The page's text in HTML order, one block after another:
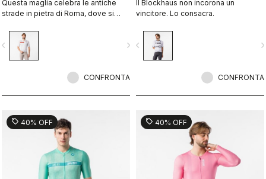
Questa maglia celebra le antiche
strade in pietra di Roma, dove si
navigate_next
CONFRONTA
Il Blockhaus non incorona un
vincitore. Lo consacra.
navigate_before
CONFRONTA
sell 40% OFF sell 40% OFF